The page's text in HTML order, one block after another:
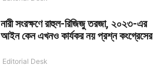
নারী সংরক্ষণে রাহুল-রিজিজু তরজা, ২০২৩-এর
আইন কেন এখনও কার্যকর নয় প্রশ্ন কংগ্রেসের
Editorial Desk